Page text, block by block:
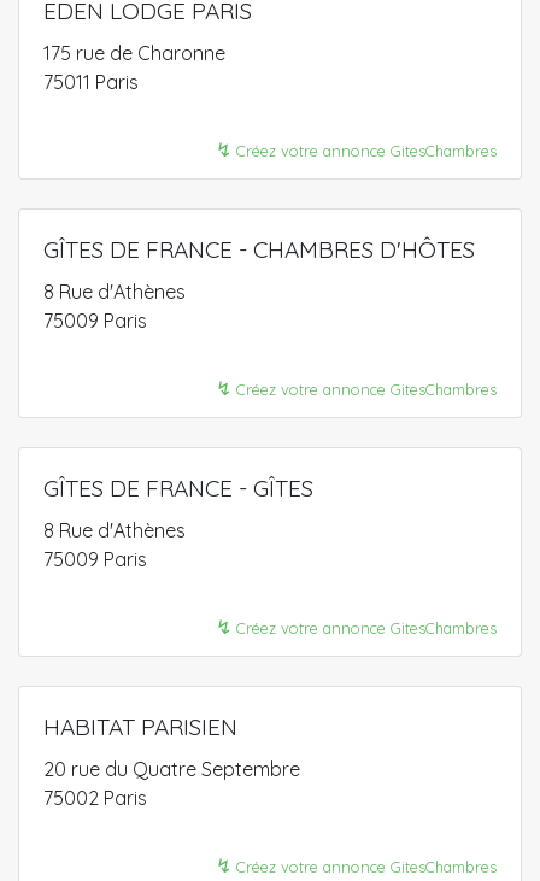
EDEN LODGE PARIS
175 rue de Charonne
75011 Paris
↯ Créez votre annonce GitesChambres
GÎTES DE FRANCE - CHAMBRES D'HÔTES
8 Rue d'Athènes
75009 Paris
↯ Créez votre annonce GitesChambres
GÎTES DE FRANCE - GÎTES
8 Rue d'Athènes
75009 Paris
↯ Créez votre annonce GitesChambres
HABITAT PARISIEN
20 rue du Quatre Septembre
75002 Paris
↯ Créez votre annonce GitesChambres